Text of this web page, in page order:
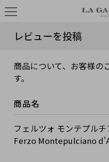
レビューを投稿
商品について、お客様の
す。
商品名
フェルツォ モンテプル
Ferzo Montepulciano